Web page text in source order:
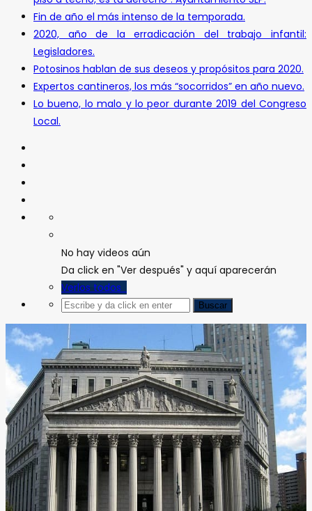
Fin de año el más intenso de la temporada.
2020, año de la erradicación del trabajo infantil:
Legisladores.
Potosinos hablan de sus deseos y propósitos para 2020.
Expertos cantineros, los más “socorridos” en año nuevo.
Lo bueno, lo malo y lo peor durante 2019 del Congreso
Local.
No hay videos aún
Da click en "Ver después" y aquí aparecerán
Verlos todos